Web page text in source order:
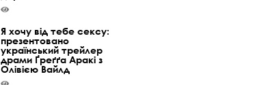
Я хочу від тебе сексу:
презентовано
український трейлер
драми Ґреґґа Аракі з
Олівією Вайлд